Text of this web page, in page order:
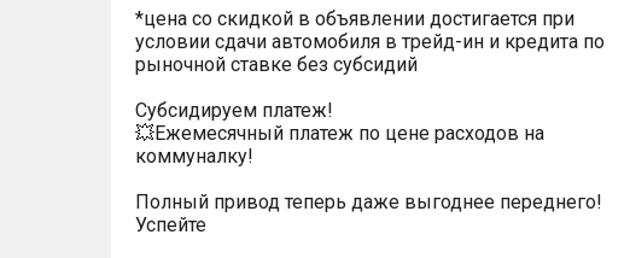
*цена со скидкой в объявлении достигается при
условии сдачи автомобиля в трейд-ин и кредита по
рыночной ставке без субсидий
Субсидируем платеж!
💥Ежемесячный платеж по цене расходов на
коммуналку!
Полный привод теперь даже выгоднее переднего!
Успейте